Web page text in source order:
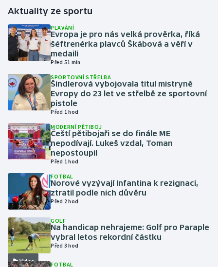
Golf
Gymnastika
Házená
Jezdectví
Judo
Krasobruslení
Lezení
Lyže a snowboard
Moderní pětiboj
Motorsport
Olympijské hry
Aktuality ze sportu
PLAVÁNÍ
Evropa je pro nás velká prověrka, říká
šéftrenérka plavců Škábová a věří v
medaili
Před 51 min
SPORTOVNÍ STŘELBA
Šindlerová vybojovala titul mistryně
Evropy do 23 let ve střelbě ze sportovní
pistole
Před 1 hod
MODERNÍ PĚTIBOJ
Čeští pětibojaři se do finále ME
nepodívají. Lukeš vzdal, Toman
nepostoupil
Před 1 hod
FOTBAL
Norové vyzývají Infantina k rezignaci,
ztratil podle nich důvěru
Před 2 hod
Video
GOLF
Na handicap nehrajeme: Golf pro Paraple
vybral letos rekordní částku
Před 3 hod
FOTBAL